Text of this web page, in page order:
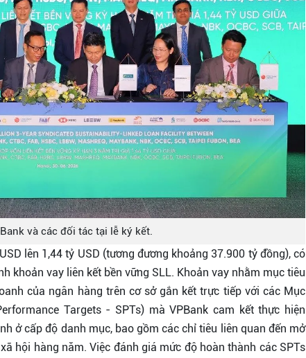
và các đối tác tại lễ ký kết.
lên 1,44 tỷ USD (tương đương khoảng 37.900 tỷ đồng), có
khoản vay liên kết bền vững SLL. Khoản vay nhằm mục tiêu
của ngân hàng trên cơ sở gắn kết trực tiếp với các Mục
Targets - SPTs) mà VPBank cam kết thực hiện
ở cấp độ danh mục, bao gồm các chỉ tiêu liên quan đến mở
hội hàng năm. Việc đánh giá mức độ hoàn thành các SPTs